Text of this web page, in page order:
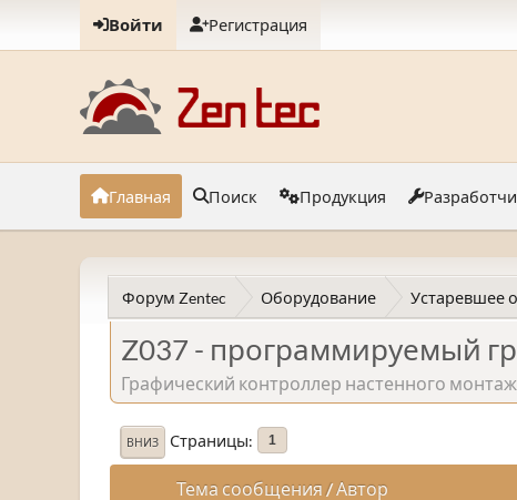
Войти Регистрация
Главная Поиск Продукция
Форум Zentec Оборудование Устаревшее
Z037 - программируемый
Графический контроллер настенного
ВНИЗ Страницы 1
Тема сообщения / Автор